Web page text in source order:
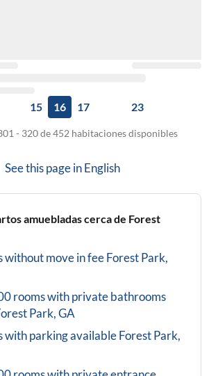
15 16 17 23
- 320 de 452 habitaciones disponibles
See this page inEnglish
amuebladas cerca de Forest
without move in feeForest Park,
rooms with private bathrooms
Park, GA
with parking availableForest Park,